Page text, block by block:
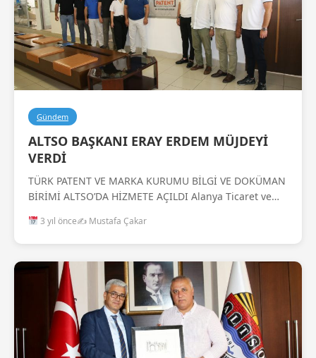
Gündem
ALTSO BAŞKANI ERAY ERDEM MÜJDEYİ
VERDİ
TÜRK PATENT VE MARKA KURUMU BİLGİ VE DOKÜMAN
BİRİMİ ALTSO’DA HİZMETE AÇILDI Alanya Ticaret ve…
3 yıl önce✍️ Mustafa Çakar